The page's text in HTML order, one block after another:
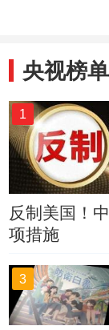
央视榜单
1
反制美国！
项措施
3